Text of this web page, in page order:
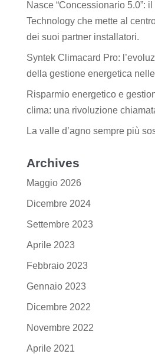
Nasce “Concessionario 5.0”:
Technology che mette al
dei suoi partner installatori.
Syntek Climacard Pro:
della gestione energetica
Risparmio energetico e
clima: una rivoluzione
La valle d’agno sempre più
Archives
Maggio 2026
Dicembre 2024
Settembre 2023
Aprile 2023
Febbraio 2023
Gennaio 2023
Dicembre 2022
Novembre 2022
Aprile 2021